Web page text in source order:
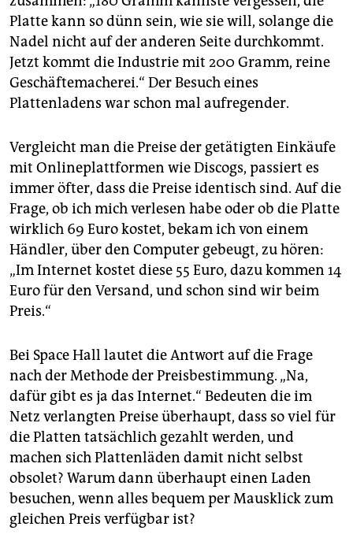
Platte kann so dünn sein, wie sie will, solange die
Nadel nicht auf der anderen Seite durchkommt.
Jetzt kommt die Industrie mit 200 Gramm, reine
Geschäftemacherei.“ Der Besuch eines
Plattenladens war schon mal aufregender.
Vergleicht man die Preise der getätigten Einkäufe
mit Onlineplattformen wie Discogs, passiert es
immer öfter, dass die Preise identisch sind. Auf die
Frage, ob ich mich verlesen habe oder ob die Platte
wirklich 69 Euro kostet, bekam ich von einem
Händler, über den Computer gebeugt, zu hören:
„Im Internet kostet diese 55 Euro, dazu kommen 14
Euro für den Versand, und schon sind wir beim
Preis.“
Bei Space Hall lautet die Antwort auf die Frage
nach der Methode der Preisbestimmung. „Na,
dafür gibt es ja das Internet.“ Bedeuten die im
Netz verlangten Preise überhaupt, dass so viel für
die Platten tatsächlich gezahlt werden, und
machen sich Plattenläden damit nicht selbst
obsolet? Warum dann überhaupt einen Laden
besuchen, wenn alles bequem per Mausklick zum
gleichen Preis verfügbar ist?